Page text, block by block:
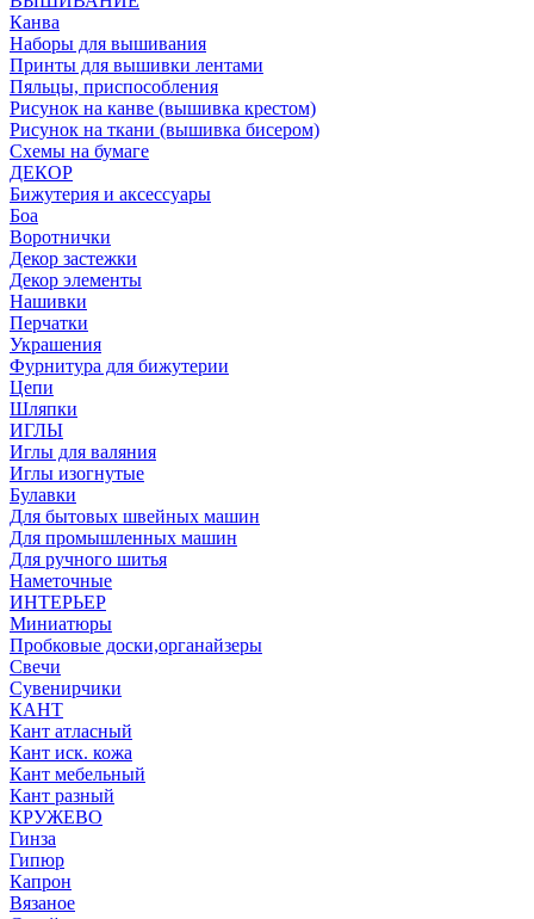
Канва
Наборы для вышивания
Принты для вышивки лентами
Пяльцы, приспособления
Рисунок на канве (вышивка крестом)
Рисунок на ткани (вышивка бисером)
Схемы на бумаге
ДЕКОР
Бижутерия и аксессуары
Боа
Воротнички
Декор застежки
Декор элементы
Нашивки
Перчатки
Украшения
Фурнитура для бижутерии
Цепи
Шляпки
ИГЛЫ
Иглы для валяния
Иглы изогнутые
Булавки
Для бытовых швейных машин
Для промышленных машин
Для ручного шитья
Наметочные
ИНТЕРЬЕР
Миниатюры
Пробковые доски,органайзеры
Свечи
Сувенирчики
КАНТ
Кант атласный
Кант иск. кожа
Кант мебельный
Кант разный
КРУЖЕВО
Гинза
Гипюр
Капрон
Вязаное